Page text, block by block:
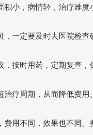
小，病情轻，治疗难度
，一定要及时去医院检查
，按时用药，定期复查，
治疗周期，从而降低费用
费用不同，效果也不同。